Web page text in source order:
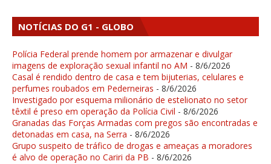
NOTÍCIAS DO G1 - GLOBO
Polícia Federal prende homem por armazenar e divulgar
imagens de exploração sexual infantil no AM - 8/6/2026
Casal é rendido dentro de casa e tem bijuterias, celulares e
perfumes roubados em Pederneiras - 8/6/2026
Investigado por esquema milionário de estelionato no setor
têxtil é preso em operação da Polícia Civil - 8/6/2026
Granadas das Forças Armadas com pregos são encontradas e
detonadas em casa, na Serra - 8/6/2026
Grupo suspeito de tráfico de drogas e ameaças a moradores
é alvo de operação no Cariri da PB - 8/6/2026